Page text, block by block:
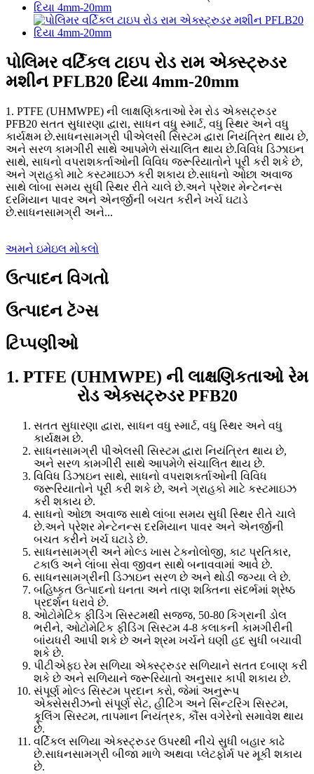
પોલિમર વર્ટિકલ ટાઇપ રોડ રામ એક્સ્ટ્રુડર
મશીન PFLB20 દિયા 4mm-20mm
1. PTFE (UHMWPE) ની લાક્ષણિકતાઓ રેમ રોડ એક્સટ્રુડર
PFB20 સતત સુધારણા દ્વારા, સાધન વધુ સ્માર્ટ, વધુ સ્થિર અને વધુ
કાર્યક્ષમ છે.સાધનસામગ્રી પીએલસી સિસ્ટમ દ્વારા નિયંત્રિત થાય છે,
અને સરળ કામગીરી સાથે આપમેળે સંચાલિત થાય છે.વિવિધ ડિઝાઇન
સાથે, સાધનો વપરાશકર્તાઓની વિવિધ જરૂરિયાતોને પૂરી કરી શકે છે,
અને ગ્રાહકો માટે કસ્ટમાઇઝ કરી શકાય છે.સાધનો ઓછા અવાજ
સાથે લાંબા સમય સુધી સ્થિર રીતે ચાલે છે.અને પ્રેશર મેન્ટેનન્સ
દરમિયાન પાવર અને એનર્જીની બચત કરીને ખર્ચ ઘટાડે
છે.સાધનસામગ્રી અને...
અમને ઇમેઇલ મોકલો
ઉત્પાદન વિગતો
ઉત્પાદન ટૅગ્સ
ટિપ્પણીઓ
1. PTFE (UHMWPE) ની લાક્ષણિકતાઓ રેમ
રોડ એક્સટ્રુડર PFB20
સતત સુધારણા દ્વારા, સાધન વધુ સ્માર્ટ, વધુ સ્થિર અને વધુ
કાર્યક્ષમ છે.
સાધનસામગ્રી પીએલસી સિસ્ટમ દ્વારા નિયંત્રિત થાય છે,
અને સરળ કામગીરી સાથે આપમેળે સંચાલિત થાય છે.
વિવિધ ડિઝાઇન સાથે, સાધનો વપરાશકર્તાઓની વિવિધ
જરૂરિયાતોને પૂરી કરી શકે છે, અને ગ્રાહકો માટે કસ્ટમાઇઝ
કરી શકાય છે.
સાધનો ઓછા અવાજ સાથે લાંબા સમય સુધી સ્થિર રીતે ચાલે
છે.અને પ્રેશર મેન્ટેનન્સ દરમિયાન પાવર અને એનર્જીની
બચત કરીને ખર્ચ ઘટાડે છે.
સાધનસામગ્રી અને મોલ્ડ ખાસ ટેકનોલોજી, કાટ પ્રતિકાર,
ટકાઉ અને લાંબા સેવા જીવન સાથે બનાવવામાં આવે છે.
સાધનસામગ્રીની ડિઝાઇન સરળ છે અને થોડી જગ્યા લે છે.
બહિષ્કૃત ઉત્પાદનો ઘનતા અને તાણ શક્તિના સંદર્ભમાં શ્રેષ્ઠ
પ્રદર્શન ધરાવે છે.
ઓટોમેટિક ફીડિંગ સિસ્ટમથી સજ્જ, 50-80 કિગ્રાની ડોલ
ભરીને, ઓટોમેટિક ફીડિંગ સિસ્ટમ 4-8 કલાકની કામગીરીની
બાંયધરી આપી શકે છે અને શ્રમ ખર્ચને ઘણી હદ સુધી બચાવી
શકે છે.
પીટીએફઇ રેમ સળિયા એક્સ્ટ્રુડર સળિયાને સતત દબાણ કરી
શકે છે અને સળિયાને જરૂરિયાતો અનુસાર કાપી શકાય છે.
સંપૂર્ણ મોલ્ડ સિસ્ટમ પ્રદાન કરો, જેમાં અનુરૂપ
એક્સેસરીઝનો સંપૂર્ણ સેટ, હીટિંગ અને સિન્ટરિંગ સિસ્ટમ,
કૂલિંગ સિસ્ટમ, તાપમાન નિયંત્રક, કૌંસ વગેરેનો સમાવેશ થાય
છે.
વર્ટિકલ સળિયા એક્સ્ટ્રુડર ઉપરથી નીચે સુધી બહાર કાઢે
છે.સાધનસામગ્રી બીજા માળે અથવા પ્લેટફોર્મ પર મૂકી શકાય
છે.